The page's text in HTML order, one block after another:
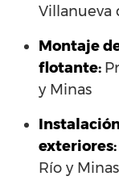
Villanueva
Montaje
flotante:
y Minas
exteriores:
Río y Minas